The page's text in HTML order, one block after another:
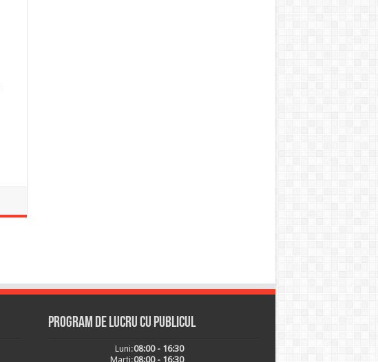
Program de lucru cu publicul
Luni:08:00 - 16:30
Marți:08:00 - 16:30